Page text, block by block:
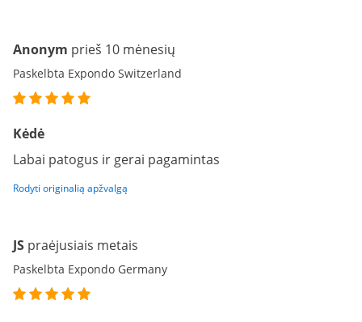
Anonym prieš 10 mėnesių
Paskelbta Expondo Switzerland
Kėdė
Labai patogus ir gerai pagamintas
Rodyti originalią apžvalgą
JS praėjusiais metais
Paskelbta Expondo Germany